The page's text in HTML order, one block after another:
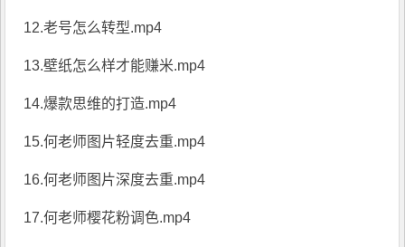
12.老号怎么转型.mp4
13.壁纸怎么样才能赚米.mp4
14.爆款思维的打造.mp4
15.何老师图片轻度去重.mp4
16.何老师图片深度去重.mp4
17.何老师樱花粉调色.mp4